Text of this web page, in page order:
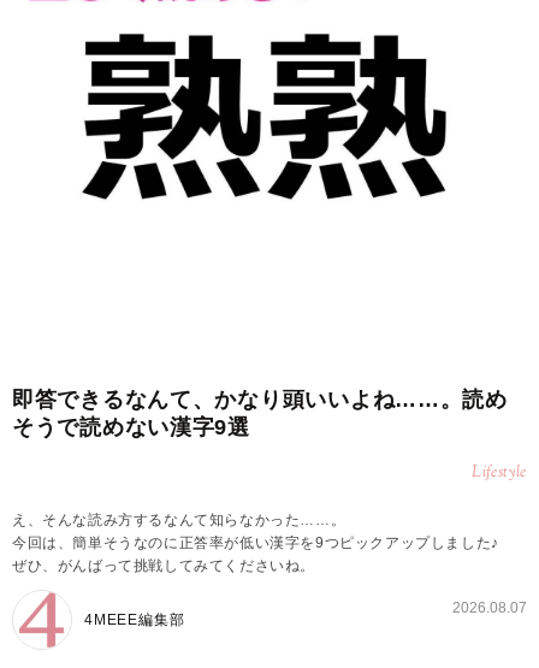
即答できるなんて、かなり頭いいよね……。読め
そうで読めない漢字9選
Lifestyle
え、そんな読み方するなんて知らなかった……。
今回は、簡単そうなのに正答率が低い漢字を9つピックアップしました♪
ぜひ、がんばって挑戦してみてくださいね。
4MEEE編集部
2026.08.07